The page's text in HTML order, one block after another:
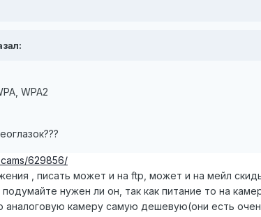
WPA2
629856/
, писать может и на ftp, может и на мейл
нужен ли он, так как питание то на
аналоговую камеру самую дешевую(они есть